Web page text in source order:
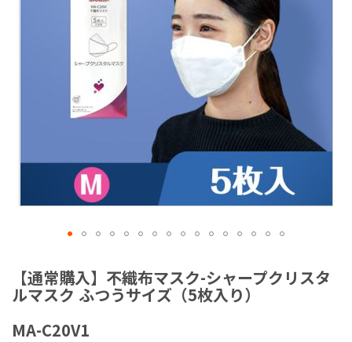
【通常購入】不織布マスク-シャープクリスタ
ルマスク ふつうサイズ（5枚入り）
MA-C20V1
メ
ー
ジ
ャ